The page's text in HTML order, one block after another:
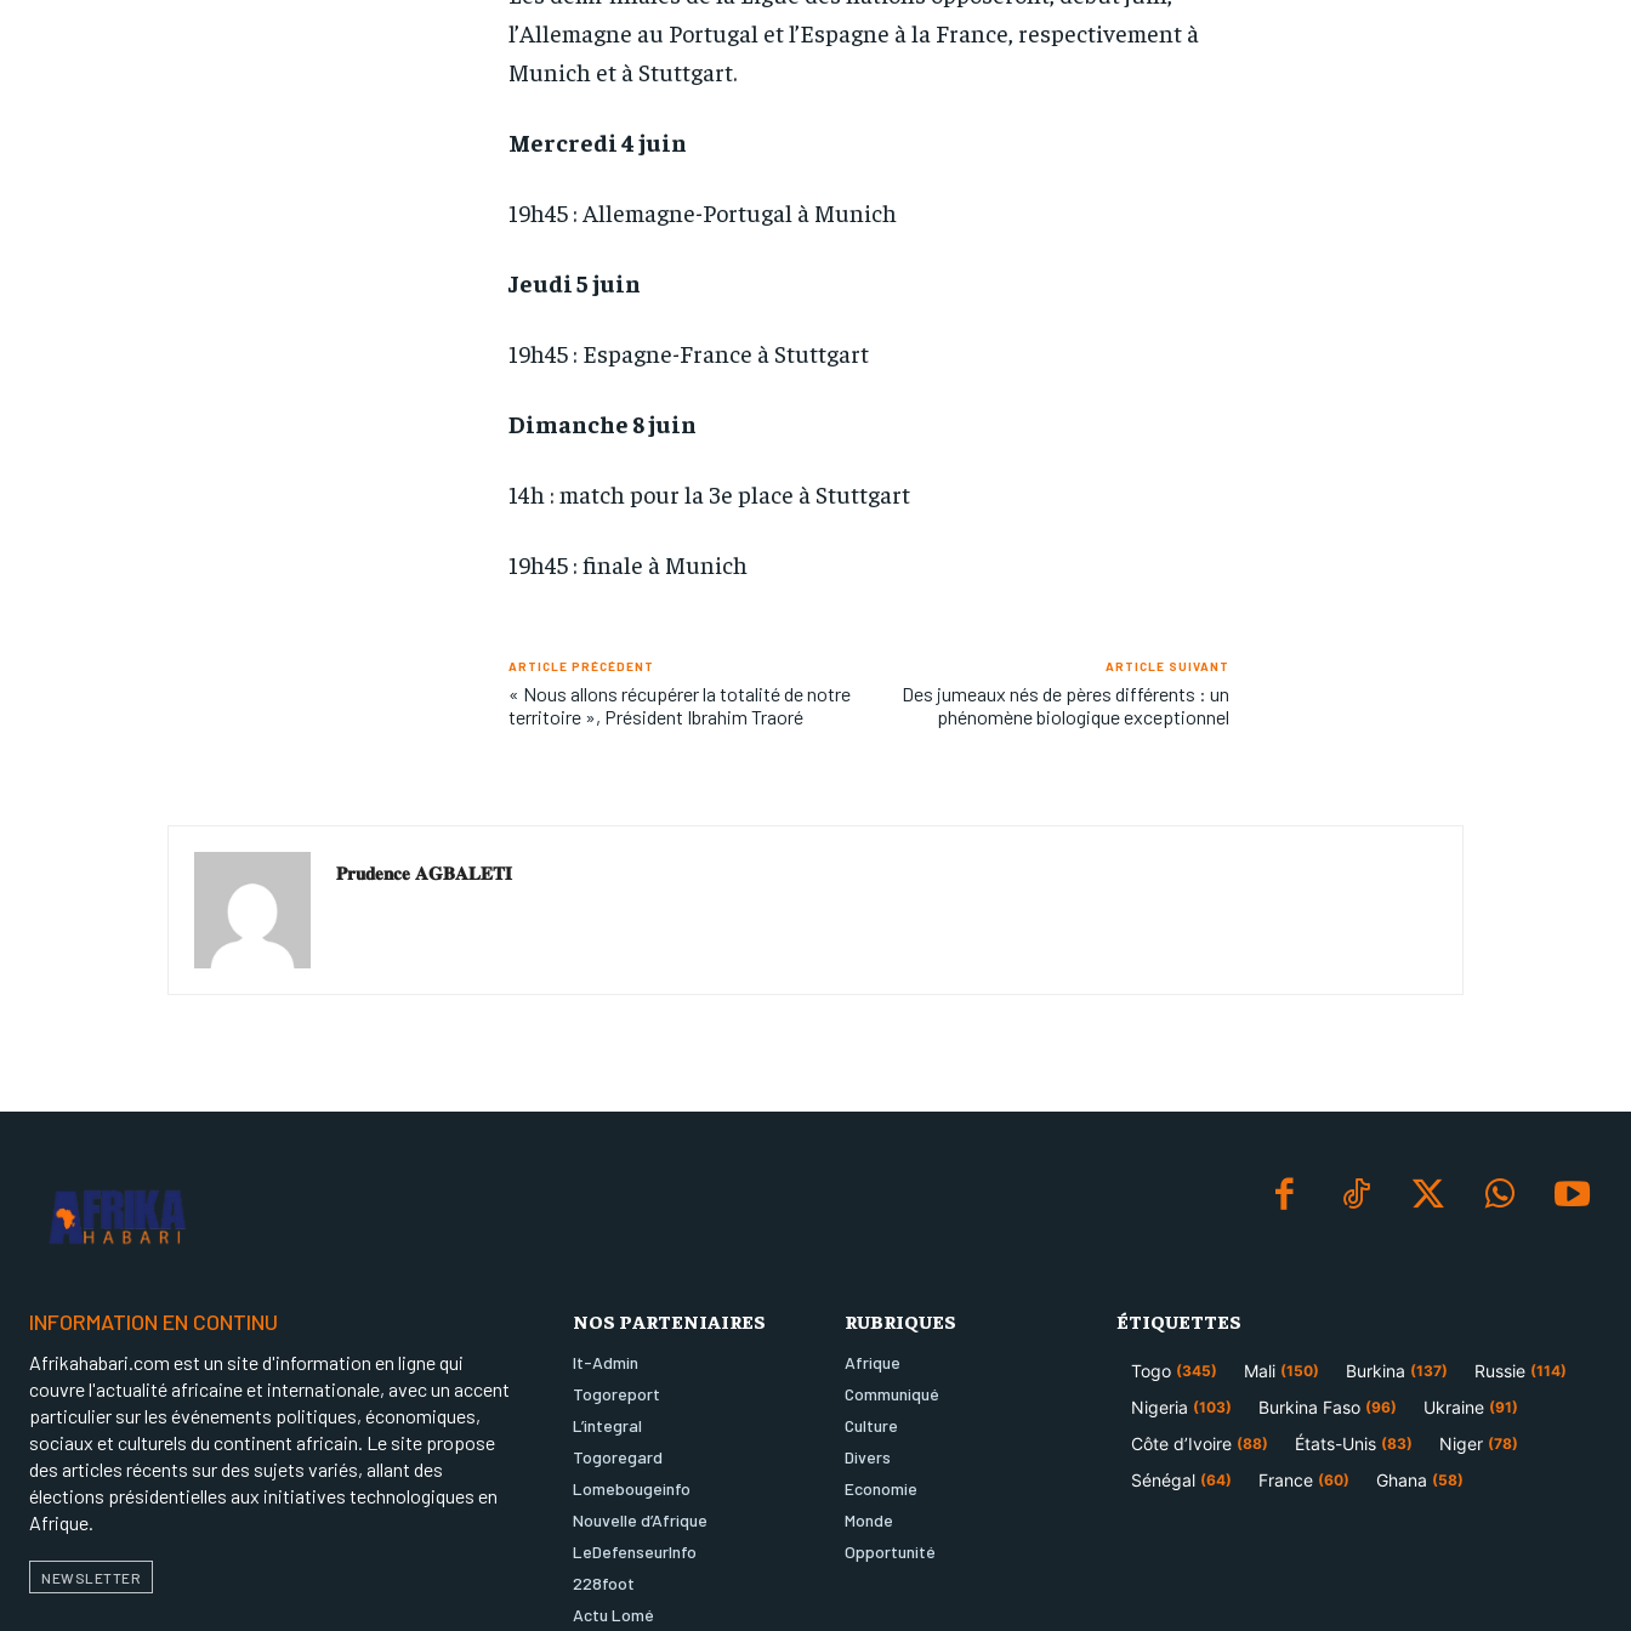
l’Allemagne au Portugal et l’Espagne à la France, respectivement à
Munich et à Stuttgart.
Mercredi 4 juin
19h45 : Allemagne-Portugal à Munich
Jeudi 5 juin
19h45 : Espagne-France à Stuttgart
Dimanche 8 juin
14h : match pour la 3e place à Stuttgart
19h45 : finale à Munich
ARTICLE PRÉCÉDENT
« Nous allons récupérer la totalité de notre
territoire », Président Ibrahim Traoré
ARTICLE SUIVANT
Des jumeaux nés de pères différents : un
phénomène biologique exceptionnel
𝐏𝐫𝐮𝐝𝐞𝐧𝐜𝐞 𝐀𝐆𝐁𝐀𝐋𝐄𝐓𝐈
INFORMATION EN CONTINU
Afrikahabari.com est un site d'information en ligne qui
couvre l'actualité africaine et internationale, avec un accent
particulier sur les événements politiques, économiques,
sociaux et culturels du continent africain. Le site propose
des articles récents sur des sujets variés, allant des
élections présidentielles aux initiatives technologiques en
Afrique.
NEWSLETTER
NOS PARTENIAIRES
It-Admin
Togoreport
L’integral
Togoregard
Lomebougeinfo
Nouvelle d’Afrique
LeDefenseurInfo
228foot
Actu Lomé
RUBRIQUES
Afrique
Communiqué
Culture
Divers
Economie
Monde
Opportunité
ÉTIQUETTES
Togo (345) Mali (150) Burkina (137) Russie (114)
Nigeria (103) Burkina Faso (96) Ukraine (91)
Côte d’Ivoire (88) États-Unis (83) Niger (78)
Sénégal (64) France (60) Ghana (58)